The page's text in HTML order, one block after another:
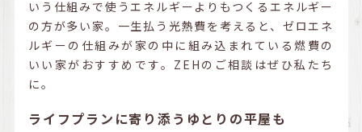
いう仕組みで使うエネルギーよりもつくるエネルギー
の方が多い家。一生払う光熱費を考えると、ゼロエネ
ルギーの仕組みが家の中に組み込まれている燃費の
いい家がおすすめです。ZEHのご相談はぜひ私たち
に。
ライフプランに寄り添うゆとりの平屋も